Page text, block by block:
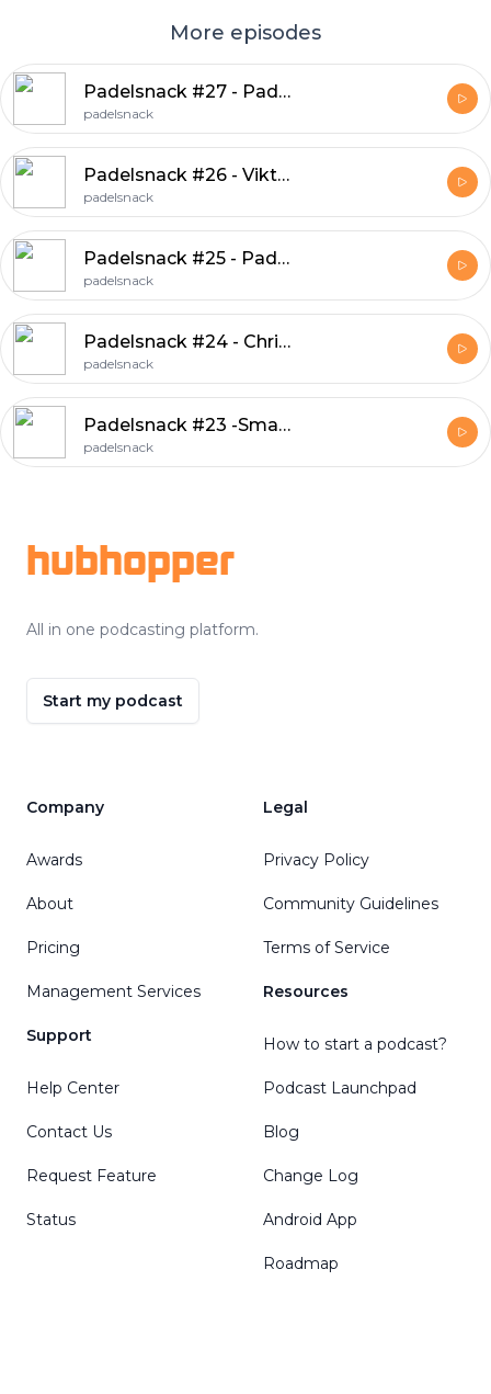
More episodes
Padelsnack #27 - Padelsnack Awards, Filip Svensson m.m.
padelsnack
Padelsnack #26 - Viktor Stjern, Johan Håkansson & Padelsnack Awards
padelsnack
Padelsnack #25 - Padel-kommentering
padelsnack
Padelsnack #24 - Christoffer & Kristoffer
padelsnack
Padelsnack #23 -Smash!
padelsnack
hubhopper
All in one podcasting platform.
Start my podcast
Company
Awards
About
Pricing
Management Services
Support
Help Center
Contact Us
Request Feature
Status
Legal
Privacy Policy
Community Guidelines
Terms of Service
Resources
How to start a podcast?
Podcast Launchpad
Blog
Change Log
Android App
Roadmap